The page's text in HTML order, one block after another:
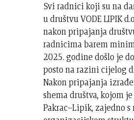
Svi radnici koji su na
u društvu VODE LIPIK
nakon pripajanja
radnicima barem
2025. godine došlo je
posto na razini cijelog
Nakon pripajanja
shema društva, kojom
Pakrac–Lipik, zajedno